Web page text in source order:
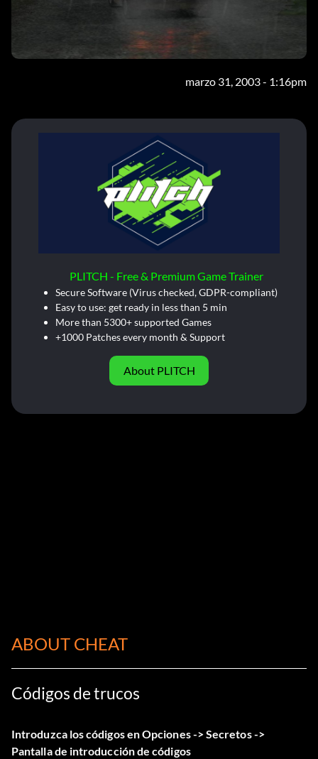
marzo 31, 2003 - 1:16pm
PLITCH - Free & Premium Game Trainer
Secure Software (Virus checked, GDPR-compliant)
Easy to use: get ready in less than 5 min
More than 5300+ supported Games
+1000 Patches every month & Support
About PLITCH
ABOUT CHEAT
Códigos de trucos
Introduzca los códigos en Opciones -> Secretos ->
Pantalla de introducción de códigos